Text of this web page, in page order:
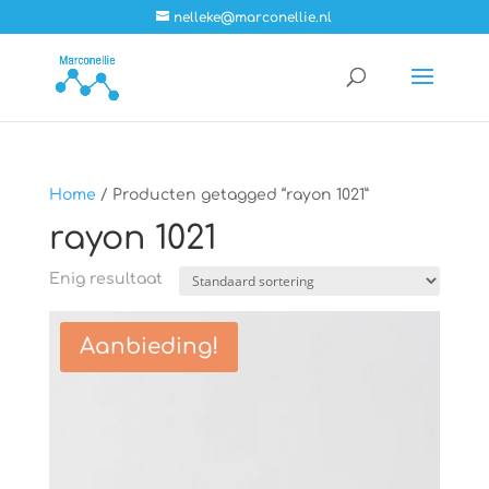
nelleke@marconellie.nl
Home / Producten getagged “rayon 1021”
rayon 1021
Enig resultaat
Aanbieding!